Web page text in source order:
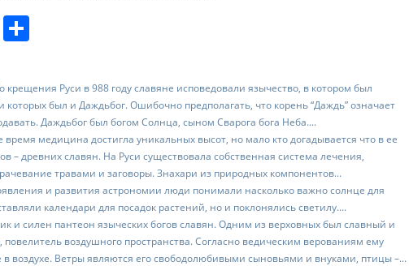
Pi
п
р
а
в
и
т
ь
крещения Руси в 988 году славяне исповедовали язычество, в котором был
был и Даждьбог. Ошибочно предполагать, что корень “Даждь” означает
Даждьбог был богом Солнца, сыном Сварога бога Неба....
медицина достигла уникальных высот, но мало кто догадывается что в ее
– древних славян. На Руси существовала собственная система лечения,
травами и заговоры. Знахари из природных компонентов...
и развития астрономии люди понимали насколько важно солнце для
календари для посадок растений, но и поклонялись светилу....
и силен пантеон языческих богов славян. Одним из верховных был славный и
повелитель воздушного пространства. Согласно ведическим верованиям ему
воздухе. Ветры являются его свободолюбивыми сыновьями и внуками, птицы –...